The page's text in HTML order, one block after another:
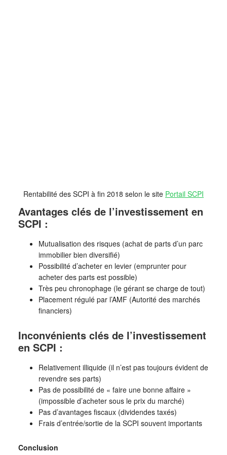
Rentabilité des SCPI à fin 2018 selon le site Portail SCPI
Avantages clés de l’investissement en
SCPI :
Mutualisation des risques (achat de parts d’un parc
immobilier bien diversifié)
Possibilité d’acheter en levier (emprunter pour
acheter des parts est possible)
Très peu chronophage (le gérant se charge de tout)
Placement régulé par l’AMF (Autorité des marchés
financiers)
Inconvénients clés de l’investissement
en SCPI :
Relativement illiquide (il n’est pas toujours évident de
revendre ses parts)
Pas de possibilité de « faire une bonne affaire »
(impossible d’acheter sous le prix du marché)
Pas d’avantages fiscaux (dividendes taxés)
Frais d’entrée/sortie de la SCPI souvent importants
Conclusion